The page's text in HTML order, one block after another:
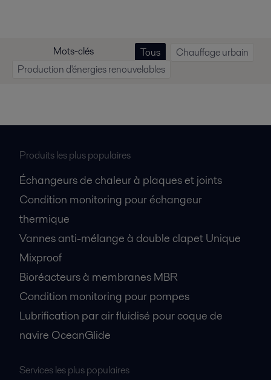
Mots-clés Tous
Chauffage urbain
Production d'énergies renouvelables
Produits les plus populaires
Échangeurs de chaleur à plaques et joints
Condition monitoring pour échangeur
thermique
Vannes anti-mélange à double clapet Unique
Mixproof
Bioréacteurs à membranes MBR
Condition monitoring pour pompes
Lubrification par air fluidisé pour coque de
navire OceanGlide
Services les plus populaires